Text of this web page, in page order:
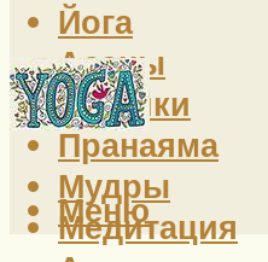
Йога
Асаны
Техники
Пранаяма
Мудры
Медитация
Меню